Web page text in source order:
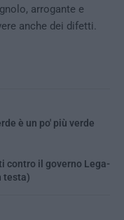
arrogante e
anche dei difetti.
è un po' più verde
contro il governo Lega-
testa)